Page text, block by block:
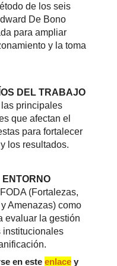
de los seis
De Bono
para ampliar
y la toma
DEL TRABAJO
principales
que afectan el
para fortalecer
los resultados.
(Fortalezas,
Amenazas) como
evaluar la gestión
institucionales
en este enlace y